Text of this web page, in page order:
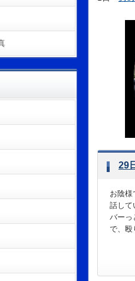
29
お陰様
話して
バーっ
で、殴